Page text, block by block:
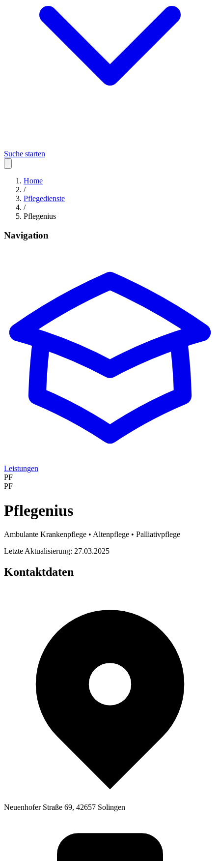
Suche starten
Home
/
Pflegedienste
/
Pflegenius
Navigation
Leistungen
PF
PF
Pflegenius
Ambulante Krankenpflege • Altenpflege • Palliativpflege
Letzte Aktualisierung: 27.03.2025
Kontaktdaten
Neuenhofer Straße 69, 42657 Solingen